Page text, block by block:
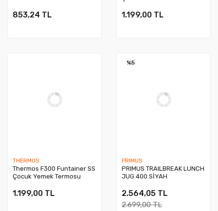
853,24 TL 1.199,00 TL
THERMOS
Thermos F300 Funtainer SS
Çocuk Yemek Termosu
1.199,00 TL
%5
PRIMUS
PRIMUS TRAILBREAK LUNCH
JUG 400 SİYAH
2.564,05 TL
2.699,00 TL